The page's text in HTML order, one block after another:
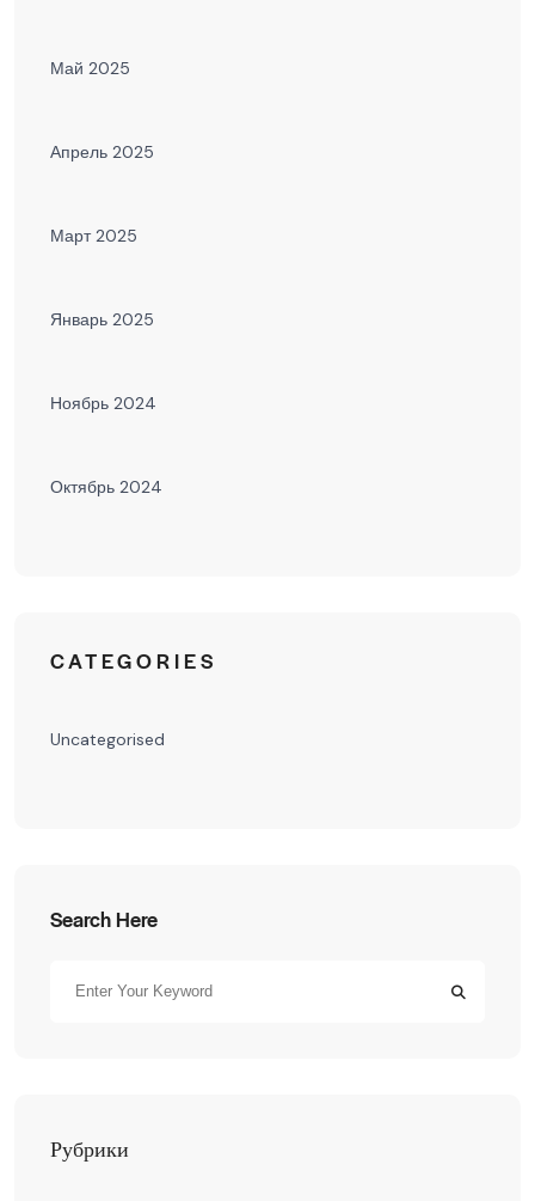
Май 2025
Апрель 2025
Март 2025
Январь 2025
Ноябрь 2024
Октябрь 2024
CATEGORIES
Uncategorised
Search Here
Рубрики